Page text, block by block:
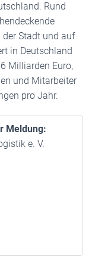
Rund
Stadt und auf
in Deutschland
Milliarden Euro,
und Mitarbeiter
pro Jahr.
Meldung:
e. V.